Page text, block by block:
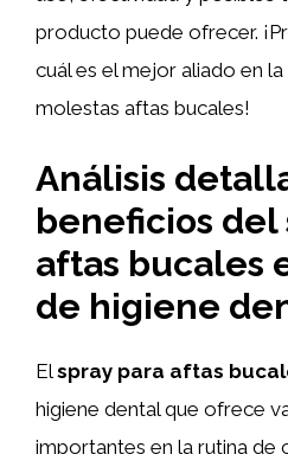
producto puede ofrecer.
cuál es el mejor aliado en
molestas aftas bucales!
Análisis
beneficios del
aftas bucales
de higiene
Elspray para aftas
higiene dental que ofrece
importantes en la rutina de